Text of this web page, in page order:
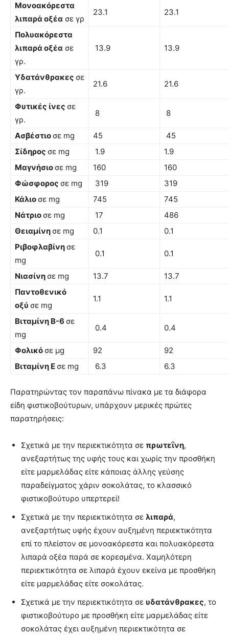
Μονοακόρεστα
λιπαρά οξέα σε γρ
23.1 23.1
Πολυακόρεστα
λιπαρά οξέα σε
γρ.
13.9 13.9
Υδατάνθρακες σε
γρ.
21.6 21.6
Φυτικές ίνες σε
γρ.
8 8
Ασβέστιο σε mg 45
45
Σίδηρος σε mg 1.9
1.9
Μαγνήσιο σε mg 160
160
Φώσφορος σε mg 319
319
Κάλιο σε mg 745
745
Νάτριο σε mg 17
486
Θειαμίνη σε mg 0.1
0.1
Ριβοφλαβίνη σε
mg
0.1 0.1
Νιασίνη σε mg 13.7
13.7
Παντοθενικό
οξύ σε mg
1.1 1.1
Βιταμίνη Β-6 σε
mg
0.4 0.4
Φολικό σε μg 92
92
Βιταμίνη Ε σε mg 6.3 6.3
Παρατηρώντας τον παραπάνω πίνακα με τα διάφορα
είδη φιστικοβούτυρων, υπάρχουν μερικές πρώτες
παρατηρήσεις:
Σχετικά με την περιεκτικότητα σε πρωτεΐνη,
ανεξαρτήτως της υφής τους και χωρίς την προσθήκη
είτε μαρμελάδας είτε κάποιας άλλης γεύσης
παραδείγματος χάριν σοκολάτας, το κλασσικό
φιστικοβούτυρο υπερτερεί!
Σχετικά με την περιεκτικότητα σε λιπαρά,
ανεξαρτήτως υφής έχουν αυξημένη περιεκτικότητα
επί το πλείστον σε μονοακόρεστα και πολυακόρεστα
λιπαρά οξέα παρά σε κορεσμένα. Χαμηλότερη
περιεκτικότητα σε λιπαρά έχουν εκείνα με προσθήκη
είτε μαρμελάδας είτε σοκολάτας.
Σχετικά με την περιεκτικότητα σε υδατάνθρακες, το
φιστικοβούτυρο με προσθήκη είτε μαρμελάδας είτε
σοκολάτας έχει αυξημένη περιεκτικότητα σε